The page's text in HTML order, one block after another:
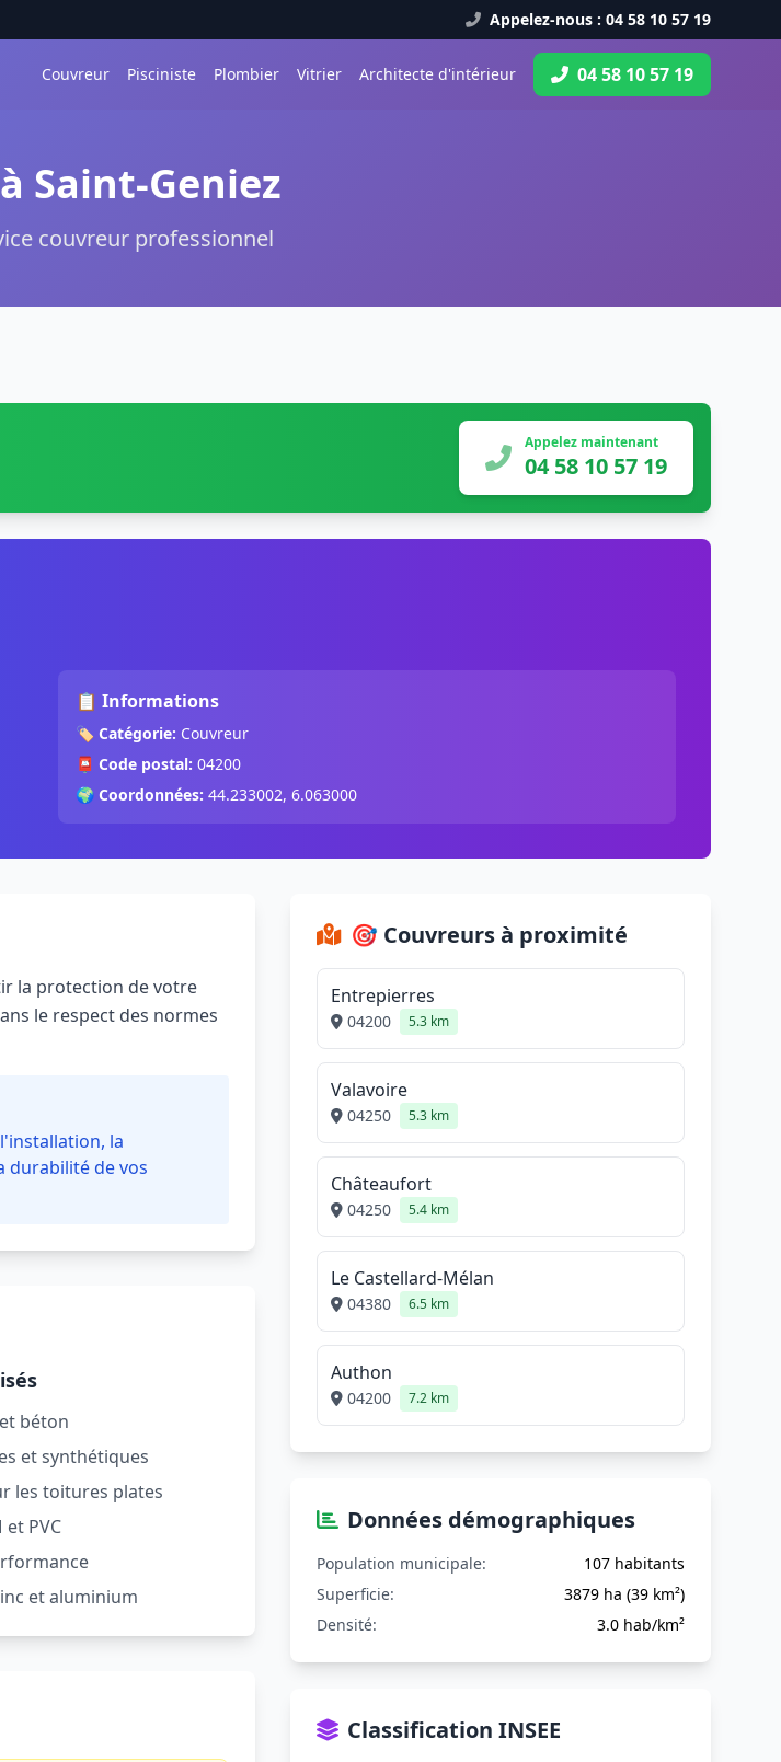
Appelez-nous : 04 58 10 57 19
Couvreur Pisciniste Plombier Vitrier Architecte d'intérieur 04 58 10 57 19
Saint-Geniez
couvreur professionnel
Appelez maintenant
04 58 10 57 19
📋 Informations
🏷️ Catégorie: Couvreur
📮 Code postal: 04200
🌍 Coordonnées: 44.233002, 6.063000
la protection de votre
le respect des normes
la
durabilité de vos
béton
et synthétiques
les toitures plates
PVC
et aluminium
🎯 Couvreurs à proximité
Entrepierres
04200 5.3 km
Valavoire
04250 5.3 km
Châteaufort
04250 5.4 km
Le Castellard-Mélan
04380 6.5 km
Authon
04200 7.2 km
Données démographiques
Population municipale:
107 habitants
Superficie:
3879 ha (39 km²)
Densité:
3.0 hab/km²
Classification INSEE